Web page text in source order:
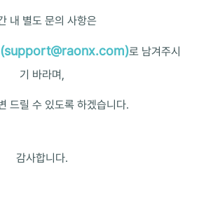
내 별도 문의 사항은
support@raonx.com)로 남겨주시
기 바라며,
드릴 수 있도록 하겠습니다.
감사합니다.